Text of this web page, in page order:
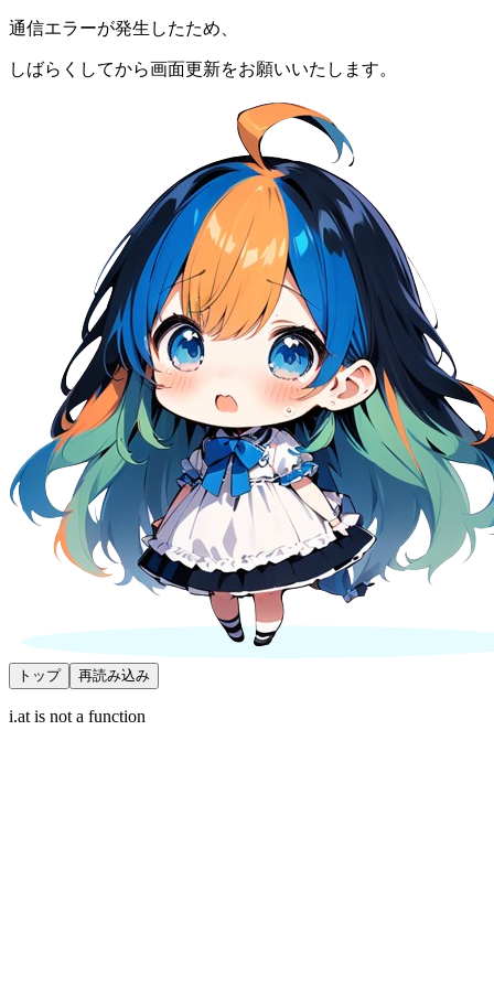
通信エラーが発生したため、
しばらくしてから画面更新をお願いいたします。
トップ 再読み込み
i.at is not a function